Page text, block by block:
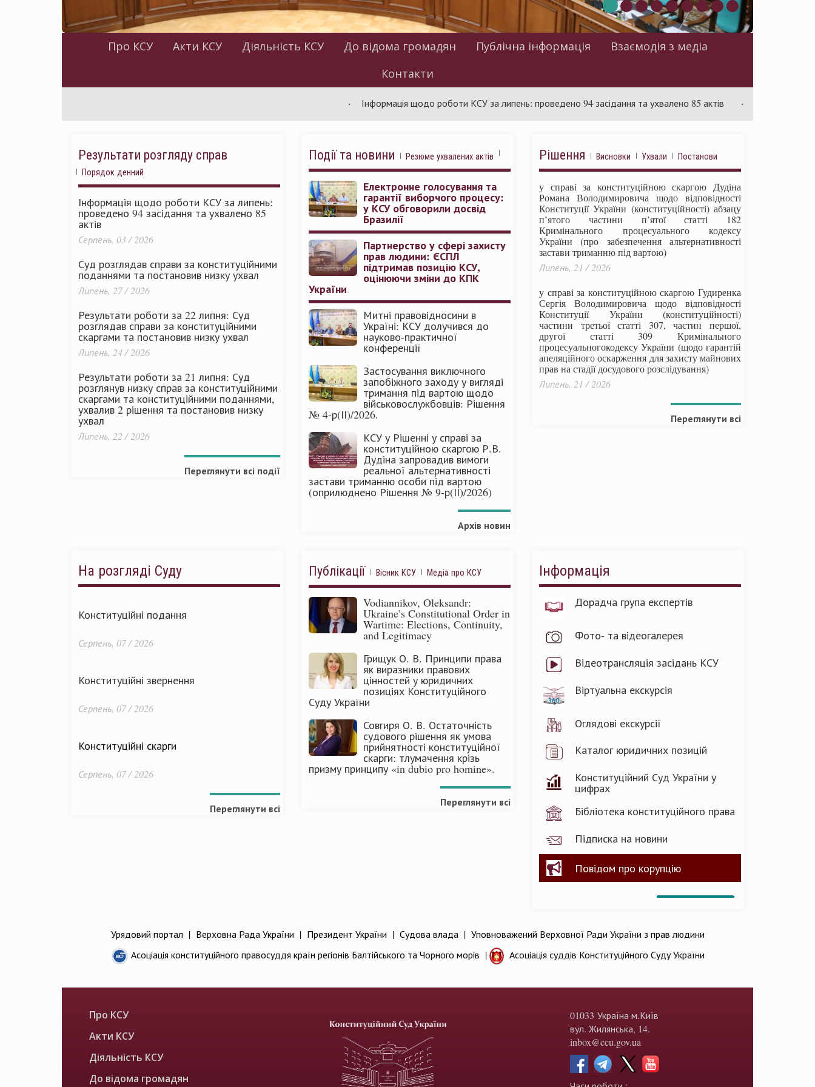
Про КСУ Акти КСУ Діяльність КСУ До відома громадян Публічна інформація
Взаємодія з медіа
Контакти
Інформація щодо роботи КСУ за липень: проведено 94 засідання та ухвалено 85 актів Суд розглядає справу
Результати розгляду справ
Порядок денний
Інформація щодо роботи КСУ за липень:
проведено 94 засідання та ухвалено 85
актів
Серпень, 03 / 2026
Суд розглядав справи за конституційними
поданнями та постановив низку ухвал
Липень, 27 / 2026
Результати роботи за 22 липня: Суд
розглядав справи за конституційними
скаргами та постановив низку ухвал
Липень, 24 / 2026
Результати роботи за 21 липня: Суд
розглянув низку справ за конституційними
скаргами та конституційними поданнями,
ухвалив 2 рішення та постановив низку
ухвал
Липень, 22 / 2026
Переглянути всі події
Події та новини Резюме ухвалених актів
Електронне голосування та
гарантії виборчого процесу:
у КСУ обговорили досвід
Бразилії
Партнерство у сфері захисту
прав людини: ЄСПЛ
підтримав позицію КСУ,
оцінюючи зміни до КПК
України
Митні правовідносини в
Україні: КСУ долучився до
науково-практичної
конференції
Застосування виключного
запобіжного заходу у вигляді
тримання під вартою щодо
військовослужбовців: Рішення
№ 4-р(ІІ)/2026.
КСУ у Рішенні у справі за
конституційною скаргою Р.В.
Дудіна запровадив вимоги
реальної альтернативності
застави триманню особи під вартою
(оприлюднено Рішення № 9-р(ІІ)/2026)
Архів новин
Рішення Висновки Ухвали Постанови
у справі за конституційною скаргою Дудіна
Романа Володимировича щодо відповідності
Конституції України (конституційності) абзацу
п’ятого частини п’ятої статті 182
Кримінального процесуального кодексу
України (про забезпечення альтернативності
застави триманню під вартою)
Липень, 21 / 2026
у справі за конституційною скаргою Гудиренка
Сергія Володимировича щодо відповідності
Конституції України (конституційності)
частини третьої статті 307, частин першої,
другої статті 309 Кримінального
процесуальногокодексу України (щодо гарантій
апеляційного оскарження для захисту майнових
прав на стадії досудового розслідування)
Липень, 21 / 2026
Переглянути всі
На розгляді Суду
Конституційні подання
Серпень, 07 / 2026
Конституційні звернення
Серпень, 07 / 2026
Конституційні скарги
Серпень, 07 / 2026
Переглянути всі
Публікації Вісник КСУ Медіа про КСУ
Vodiannikov, Oleksandr:
Ukraine’s Constitutional Order in
Wartime: Elections, Continuity,
and Legitimacy
Грищук О. В. Принципи права
як виразники правових
цінностей у юридичних
позиціях Конституційного
Суду України
Совгиря О. В. Остаточність
судового рішення як умова
прийнятності конституційної
скарги: тлумачення крізь
призму принципу «in dubio pro homine».
Переглянути всі
Інформація
Дорадча група експертів
Фото- та відеогалерея
Відеотрансляція засідань КСУ
Віртуальна екскурсія
Оглядові екскурсії
Каталог юридичних позицій
Конституційний Суд України у
цифрах
Бібліотека конституційного права
Підписка на новини
Повідом про корупцію
Урядовий портал | Верховна Рада України | Президент України | Судова влада | Уповноважений Верховної Ради України з прав людини
Асоціація конституційного правосуддя країн регіонів Балтійського та Чорного морів | Асоціація суддів Конституційного Суду України
Про КСУ
Акти КСУ
Діяльність КСУ
До відома громадян
01033 Україна м.Київ
вул. Жилянська, 14.
inbox@ccu.gov.ua